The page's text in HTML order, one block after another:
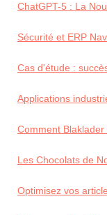
ChatGPT-5 : La
Sécurité et ERP
Cas d'étude :
Applications
Comment Blaklader
Les Chocolats de
Optimisez vos